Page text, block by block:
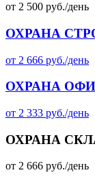
от 2 500 руб./день
ОХРАНА
от 2 666 руб./день
ОХРАНА
от 2 333 руб./день
ОХРАНА
от 2 666 руб./день